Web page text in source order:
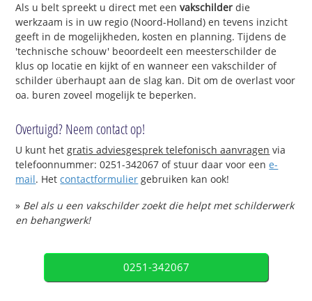
Als u belt spreekt u direct met eenvakschilder die
werkzaam is in uw regio (Noord-Holland) en tevens inzicht
geeft in de mogelijkheden, kosten en planning. Tijdens de
'technische schouw' beoordeelt een meesterschilder de
klus op locatie en kijkt of en wanneer een vakschilder of
schilder überhaupt aan de slag kan. Dit om de overlast voor
oa. buren zoveel mogelijk te beperken.
Overtuigd? Neem contact op!
U kunt hetgratis adviesgesprek telefonisch aanvragen via
telefoonnummer: 0251-342067 of stuur daar voor eene-
mail. Hetcontactformulier gebruiken kan ook!
» Bel als u een vakschilder zoekt die helpt met schilderwerk
en behangwerk!
0251-342067